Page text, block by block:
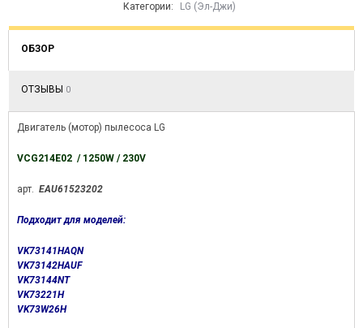
Категории: LG (Эл-Джи)
ОБЗОР
ОТЗЫВЫ 0
Двигатель (мотор) пылесоса LG
VСG214E02 / 1250W / 230V
арт. EAU61523202
Подходит для моделей:
VK73141HAQN
VK73142HAUF
VK73144NT
VK73221H
VK73W26H